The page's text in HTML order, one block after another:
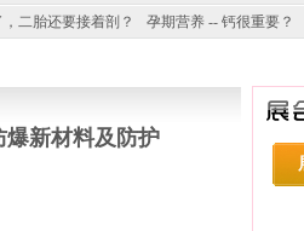
二胎还要接着剖？ 孕期营养 -- 钙很重要？
爆新材料及防护